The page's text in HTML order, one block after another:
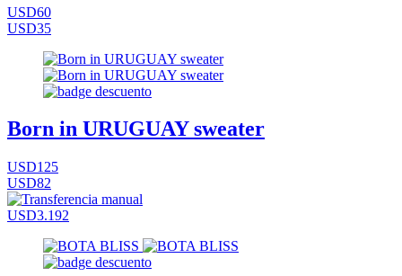
USD60
USD35
Born in URUGUAY sweater
USD125
USD82
USD3.192